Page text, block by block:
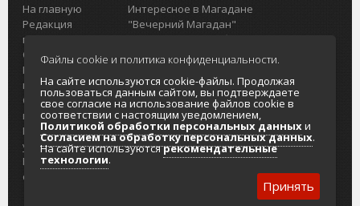
На главную
Редакция
портала
О проекте
Реклама на
портале
Отзывы и
предложения
Интернет-
услуги
Разработка
сайтов
Интересное в Магадане
"Вечерний Магадан"
Городская доска объявлений
Реклама
Главный туристический портал
Колымы
Политика в отношении обработки
персональных данных
Согласие на обработку персональных
данных
Файлы cookie и политика конфиденциальности.
На сайте используются cookie-файлы. Продолжая
пользоваться данным сайтом, вы подтверждаете
свое согласие на использование файлов cookie в
соответствии с настоящим уведомлением,
Политикой обработки персональных данныхи
Согласием на обработку персональных данных.
На сайте используютсярекомендательные
технологии.
Принять